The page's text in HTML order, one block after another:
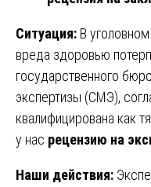
Ситуация: В
вреда здоровью
государственного
экспертизы (СМЭ),
квалифицирована как
у нас рецензию на
Наши действия: